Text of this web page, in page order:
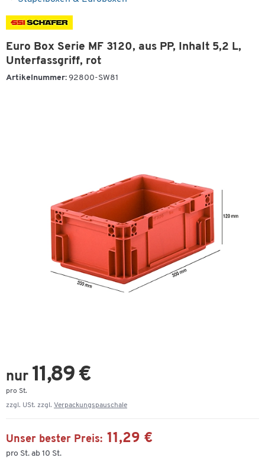
Euro Box Serie MF 3120, aus PP, Inhalt 5,2 L,
Unterfassgriff, rot
Artikelnummer: 92800-SW81
nur 11,89 €
pro St.
zzgl. USt. zzgl. Verpackungspauschale
Unser bester Preis: 11,29 €
pro St. ab 10 St.